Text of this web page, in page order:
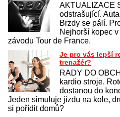
AKTUALIZACE
odstrašující.
Brzdy se pálí.
Nejhorší kopec
závodu Tour de France.
Je pro vás lepší
trenažér?
RADY DO
kardio stroje.
dostanou do
Jeden simuluje jízdu na kole,
si pořídit domů?